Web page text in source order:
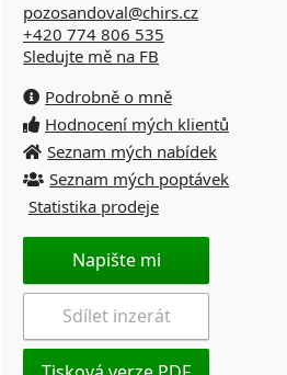
pozosandoval@chirs.cz
+420 774 806 535
Sledujte mě na FB
Podrobně o mně
Hodnocení mých klientů
Seznam mých nabídek
Seznam mých poptávek
Statistika prodeje
Napište mi
Sdílet inzerát